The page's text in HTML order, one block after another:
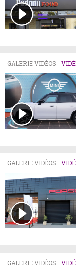
GALERIE VIDÉOS
GALERIE VIDÉOS
GALERIE VIDÉOS